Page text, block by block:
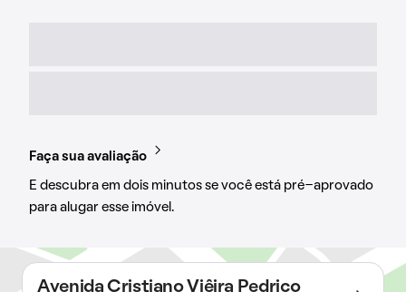
Faça sua avaliação
E descubra em dois minutos se você está pré-aprovado
para alugar esse imóvel.
Avenida Cristiano Viêira Pedrico